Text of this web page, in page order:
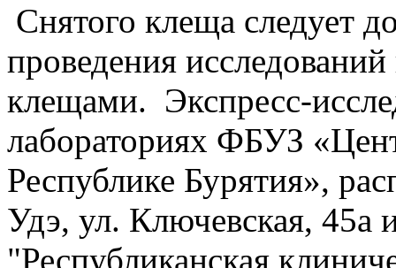
Снятого клеща следует
проведения
клещами. Экспресс-
лабораториях ФБУЗ
Республике Бурятия»,
Удэ, ул. Ключевская, 45а
"Республиканская